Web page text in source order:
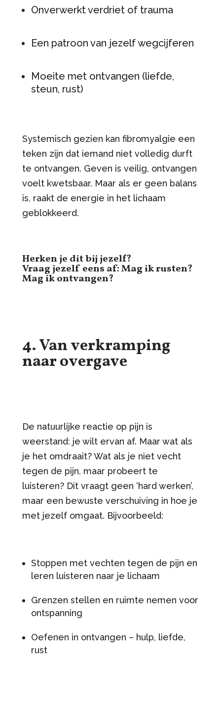
Onverwerkt verdriet of trauma
Een patroon van jezelf wegcijferen
Moeite met ontvangen (liefde,
steun, rust)
Systemisch gezien kan fibromyalgie een
teken zijn dat iemand niet volledig durft
te ontvangen. Geven is veilig, ontvangen
voelt kwetsbaar. Maar als er geen balans
is, raakt de energie in het lichaam
geblokkeerd.
Herken je dit bij jezelf?
Vraag jezelf eens af: Mag ik rusten?
Mag ik ontvangen?
4. Van verkramping
naar overgave
De natuurlijke reactie op pijn is
weerstand: je wilt ervan af. Maar wat als
je het omdraait? Wat als je niet vecht
tegen de pijn, maar probeert te
luisteren? Dit vraagt geen ‘hard werken’,
maar een bewuste verschuiving in hoe je
met jezelf omgaat. Bijvoorbeeld:
Stoppen met vechten tegen de pijn en
leren luisteren naar je lichaam
Grenzen stellen en ruimte nemen voor
ontspanning
Oefenen in ontvangen – hulp, liefde,
rust